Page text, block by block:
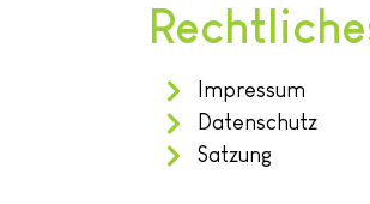
Impressum
Datenschutz
Satzung